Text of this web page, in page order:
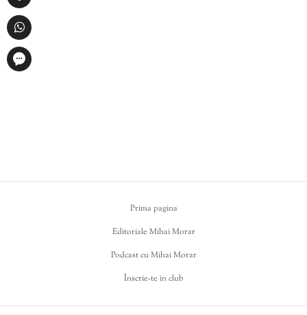
Prima pagina
Editoriale Mihai Morar
Podcast cu Mihai Morar
Înscrie-te in club